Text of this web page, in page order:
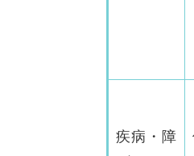
疾病・障